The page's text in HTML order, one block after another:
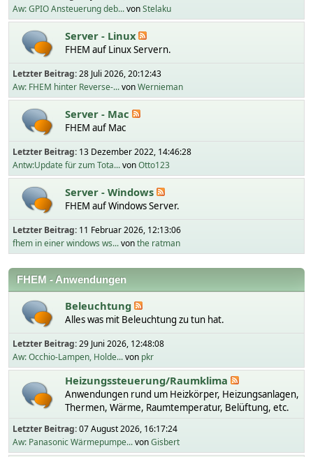
Aw: GPIO Ansteuerung deb...vonStelaku
Server - Linux
FHEM auf Linux Servern.
Letzter Beitrag:28 Juli 2026, 20:12:43
Aw: FHEM hinter Reverse-...vonWernieman
Server - Mac
FHEM auf Mac
Letzter Beitrag: 13 Dezember 2022, 14:46:28
Antw:Update für zum Tota...vonOtto123
Server - Windows
FHEM auf Windows Server.
Letzter Beitrag: 11 Februar 2026, 12:13:06
fhem in einer windows ws...vonthe ratman
FHEM - Anwendungen
Beleuchtung
Alles was mit Beleuchtung zu tun hat.
Letzter Beitrag:29 Juni 2026, 12:48:08
Aw: Occhio-Lampen, Holde...von pkr
Heizungssteuerung/Raumklima
Anwendungen rund um Heizkörper, Heizungsanlagen,
Thermen, Wärme, Raumtemperatur, Belüftung, etc.
Letzter Beitrag:07 August 2026, 16:17:24
Aw: Panasonic Wärmepumpe...vonGisbert